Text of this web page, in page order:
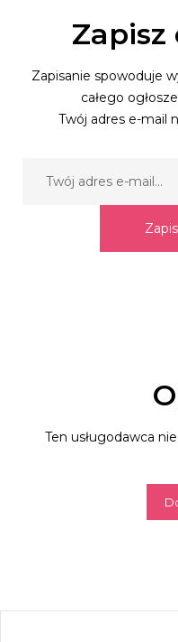
Zapisz
Zapisanie spowoduje
całego
Twój adres e-mail
Ten usługodawca